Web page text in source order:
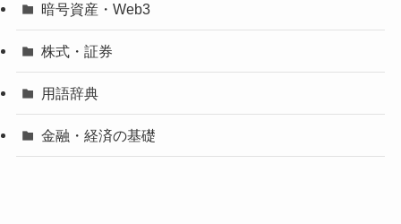
暗号資産・Web3
株式・証券
用語辞典
金融・経済の基礎